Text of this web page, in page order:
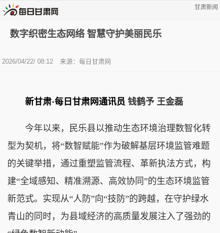
甘肃新闻
数字织密生态网络 智慧守护美丽民乐
2026/04/22/ 08:12 来源：每日甘肃网
新甘肃·每日甘肃网通讯员 钱鹤予 王金磊
今年以来，民乐县以推动生态环境治理数智化转
型为契机，将“数智赋能”作为破解基层环境监管难题
的关键举措，通过重塑监管流程、革新执法方式，构
建“全域感知、精准溯源、高效协同”的生态环境监管
新范式。实现从“人防”向“技防”的跨越，在守护绿水
青山的同时，为县域经济的高质量发展注入了强劲的